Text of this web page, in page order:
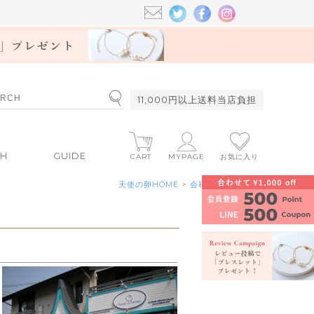
11,000円以上送料当店負担
GUIDE CART MYPAGE お気に入り
天使の卵HOME > 会社案内